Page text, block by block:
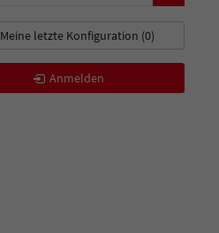
Meine letzte Konfiguration (0)
Anmelden